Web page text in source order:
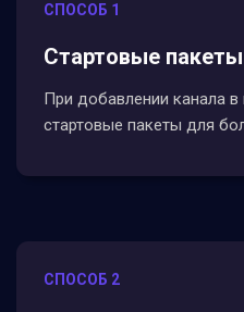
СПОСОБ 1
Стартовые пакеты
При добавлении канала
стартовые пакеты для
СПОСОБ 2